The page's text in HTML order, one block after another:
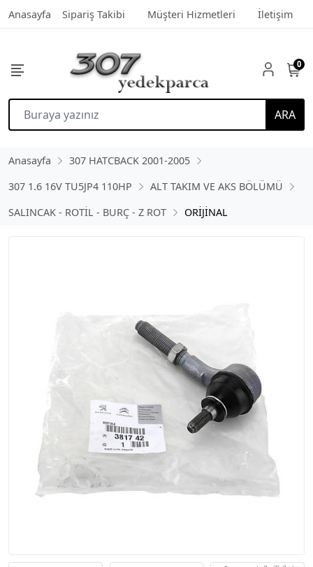
Anasayfa Sipariş Takibi Müşteri Hizmetleri İletişim
ARA
0
Anasayfa
307 HATCBACK 2001-2005
307 1.6 16V TU5JP4 110HP
ALT TAKIM VE AKS BÖLÜMÜ
SALINCAK - ROTİL - BURÇ - Z ROT
ORİJİNAL